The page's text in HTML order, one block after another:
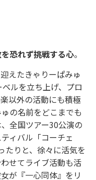
恐れず挑戦する心。
えたきゃりーぱみゅ
ルを立ち上げ、プロ
以外の活動にも積極
の名前をどこまでも
全国ツアー30公演の
ィバル「コーチェ
たりと、徐々に活気を
せてライブ活動も活
が『一心同体』をリ